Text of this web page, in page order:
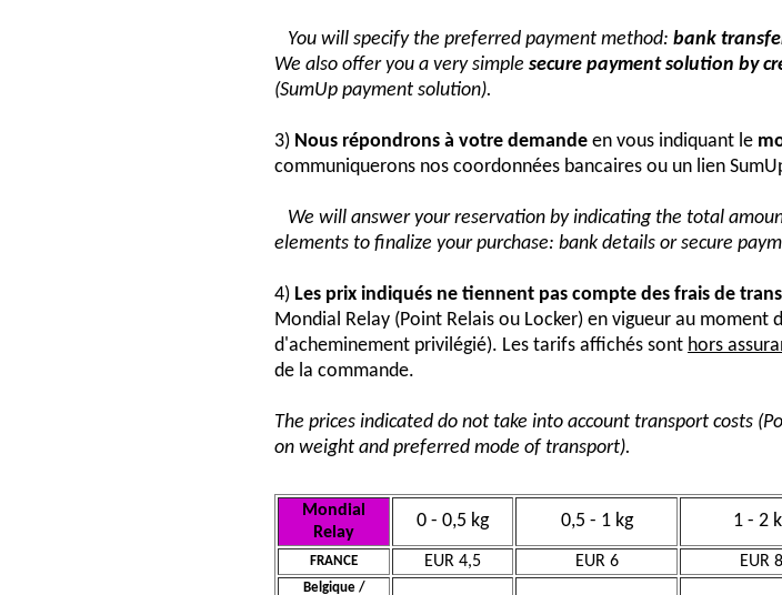
You will specify the preferred payment method: bank
We also offer you a very simple secure payment solution by
(SumUp payment solution).
3) Nous répondrons à votre demande en vous indiquant le
communiquerons nos coordonnées bancaires ou un lien
We will answer your reservation by indicating the total
elements to finalize your purchase: bank details or secure
4) Les prix indiqués ne tiennent pas compte des frais de
Mondial Relay (Point Relais ou Locker) en vigueur au
d'acheminement privilégié). Les tarifs affichés sont hors
de la commande.
The prices indicated do not take into account transport costs
on weight and preferred mode of transport).
Mondial
Relay
0 - 0,5 kg 0,5 - 1 kg 1 - 2
FRANCE EUR 4,5 EUR 6 EUR 8
Belgique /